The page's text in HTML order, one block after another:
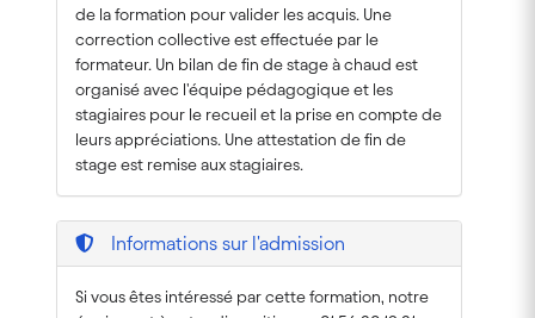
de la formation pour valider les acquis. Une
correction collective est effectuée par le
formateur. Un bilan de fin de stage à chaud est
organisé avec l'équipe pédagogique et les
stagiaires pour le recueil et la prise en compte de
leurs appréciations. Une attestation de fin de
stage est remise aux stagiaires.
Informations sur l'admission
Si vous êtes intéressé par cette formation, notre